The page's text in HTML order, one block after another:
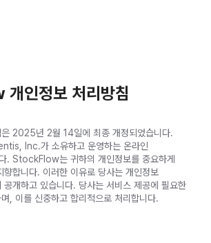
인정보 처리방침
은 2025년 2월 14일에 최종 개정되었습니다.
Inc.가 소유하고 운영하는 온라인
. StockFlow는 귀하의 개인정보를 중요하게
향합니다. 이러한 이유로 당사는 개인정보
공개하고 있습니다. 당사는 서비스 제공에 필요한
, 이를 신중하고 합리적으로 처리합니다.